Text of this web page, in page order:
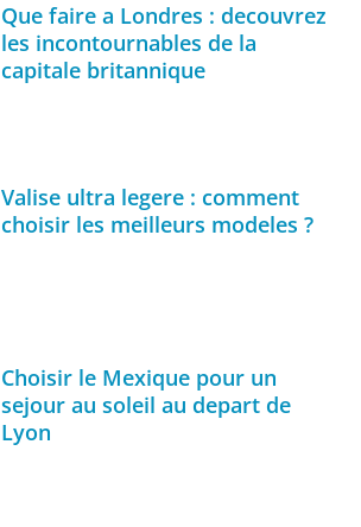
Que faire a Londres : decouvrez
les incontournables de la
capitale britannique
Valise ultra legere : comment
choisir les meilleurs modeles ?
Choisir le Mexique pour un
sejour au soleil au depart de
Lyon